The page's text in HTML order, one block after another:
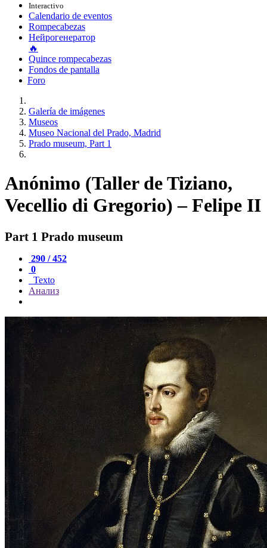
Interactivo
Calendario de eventos
Rompecabezas
Нейрогенератор
🔥
Quince rompecabezas
Fondos de pantalla
Foro
Galería de imágenes
Museos
Museo Nacional del Prado, Madrid
Prado museum, Part 1
Anónimo (Taller de Tiziano,
Vecellio di Gregorio) – Felipe II
Part 1 Prado museum
290 / 452
0
Texto
Анализ